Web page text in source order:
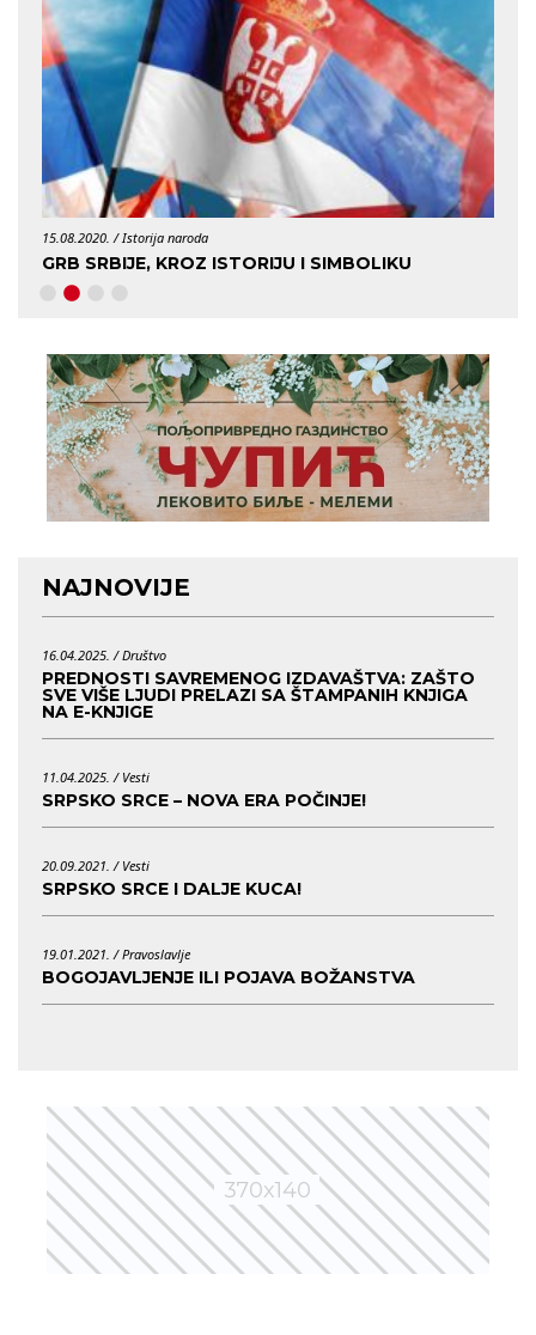
15.08.2020. /Istorija naroda
GRB SRBIJE, KROZ ISTORIJU I SIMBOLIKU
NAJNOVIJE
16.04.2025. /Društvo
PREDNOSTI SAVREMENOG IZDAVAŠTVA: ZAŠTO
SVE VIŠE LJUDI PRELAZI SA ŠTAMPANIH KNJIGA
NA E-KNJIGE
11.04.2025. / Vesti
SRPSKO SRCE – NOVA ERA POČINJE!
20.09.2021. / Vesti
SRPSKO SRCE I DALJE KUCA!
19.01.2021. /Pravoslavlje
BOGOJAVLJENJE ILI POJAVA BOŽANSTVA